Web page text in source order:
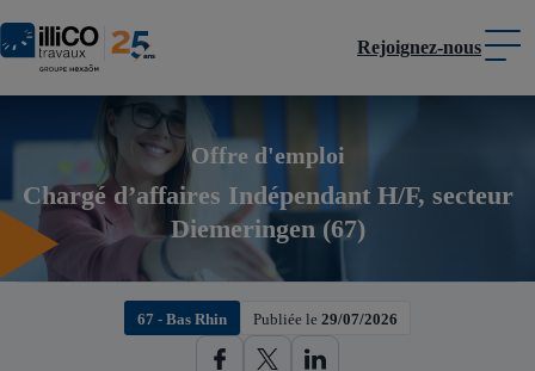
Panneau de gestion des cookies
Rejoignez-nous
Offre d'emploi
Chargé d’affaires Indépendant H/F, secteur
Diemeringen (67)
67 - Bas Rhin Publiée le 29/07/2026